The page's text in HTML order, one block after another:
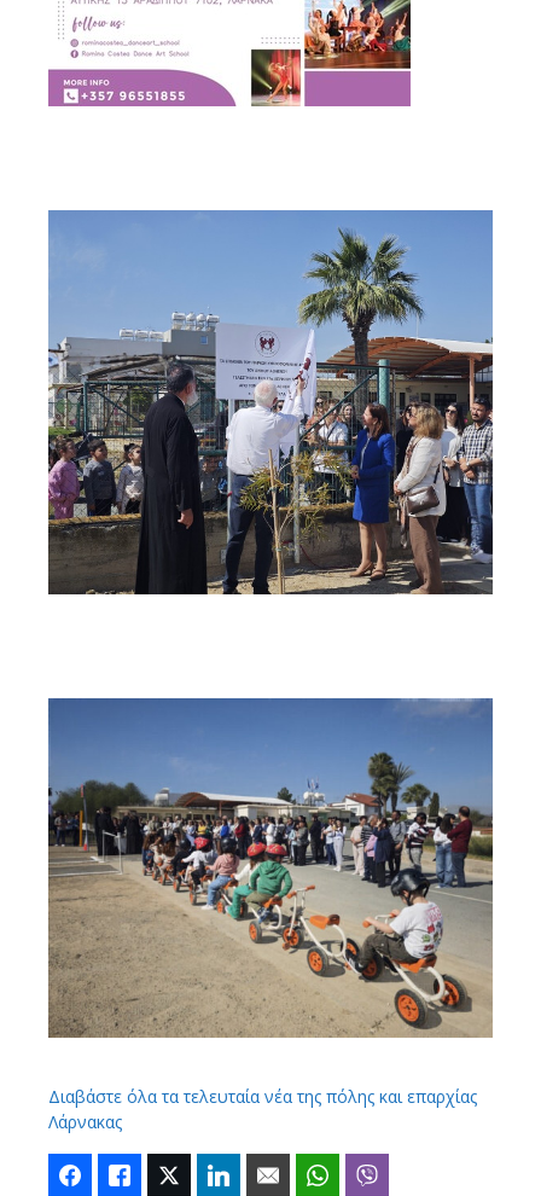
Διαβάστε όλα τα τελευταία νέα της πόλης και επαρχίας
Λάρνακας
FacebookLike Twitter LinkedIn Email WhatsApp